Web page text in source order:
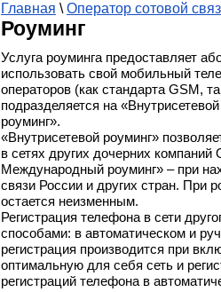
Главная \ Оператор сотовой
Роуминг
Услуга роуминга предоставляет
использовать свой мобильный
операторов (как стандарта GSM,
подразделяется на
роуминг».
«Внутрисетевой роуминг»
в сетях других дочерних
Международный роуминг» – при
связи России и других стран. При
остается неизменным.
Регистрация телефона в сети
способами: в автоматическом и
регистрация производится при
оптимальную для себя сеть и
регистраций телефона в